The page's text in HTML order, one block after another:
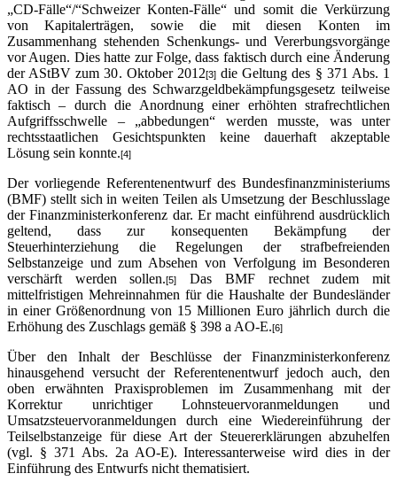
„CD-Fälle“/“Schweizer Konten-Fälle“ und somit die Verkürzung
von Kapitalerträgen, sowie die mit diesen Konten im
Zusammenhang stehenden Schenkungs- und Vererbungsvorgänge
vor Augen. Dies hatte zur Folge, dass faktisch durch eine Änderung
der AStBV zum 30. Oktober 2012[3]die Geltung des § 371 Abs. 1
AO in der Fassung des Schwarzgeldbekämpfungsgesetz teilweise
faktisch – durch die Anordnung einer erhöhten strafrechtlichen
Aufgriffsschwelle – „abbedungen“ werden musste, was unter
rechtsstaatlichen Gesichtspunkten keine dauerhaft akzeptable
Lösung sein konnte.[4]
Der vorliegende Referentenentwurf des Bundesfinanzministeriums
(BMF) stellt sich in weiten Teilen als Umsetzung der Beschlusslage
der Finanzministerkonferenz dar. Er macht einführend ausdrücklich
geltend, dass zur konsequenten Bekämpfung der
Steuerhinterziehung die Regelungen der strafbefreienden
Selbstanzeige und zum Absehen von Verfolgung im Besonderen
verschärft werden sollen.[5]
Das BMF rechnet zudem mit
mittelfristigen Mehreinnahmen für die Haushalte der Bundesländer
in einer Größenordnung von 15 Millionen Euro jährlich durch die
Erhöhung des Zuschlags gemäß § 398 a AO-E.[6]
Über den Inhalt der Beschlüsse der Finanzministerkonferenz
hinausgehend versucht der Referentenentwurf jedoch auch, den
oben erwähnten Praxisproblemen im Zusammenhang mit der
Korrektur unrichtiger Lohnsteuervoranmeldungen und
Umsatzsteuervoranmeldungen durch eine Wiedereinführung der
Teilselbstanzeige für diese Art der Steuererklärungen abzuhelfen
(vgl. § 371 Abs. 2a AO-E). Interessanterweise wird dies in der
Einführung des Entwurfs nicht thematisiert.